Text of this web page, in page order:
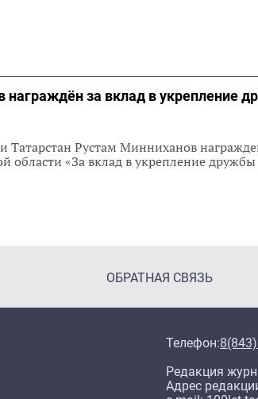
награждён за вклад в укрепление
Татарстан Рустам Минниханов
области «За вклад в укрепление
ОБРАТНАЯ СВЯЗЬ
Телефон:
Редакция
Адрес